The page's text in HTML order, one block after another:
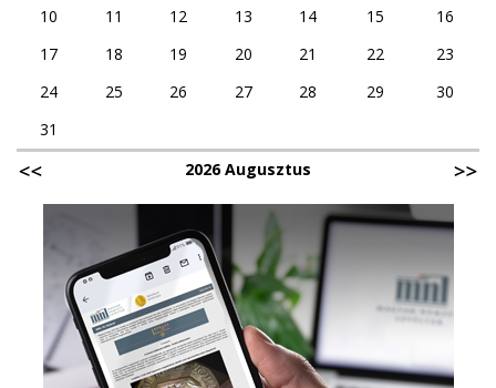
10
11 12 13 14 15
16
17
18 19 20 21 22
23
24
25 26 27 28 29
30
31
2026 Augusztus